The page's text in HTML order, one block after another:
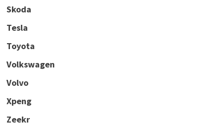
Skoda
Tesla
Toyota
Volkswagen
Volvo
Xpeng
Zeekr